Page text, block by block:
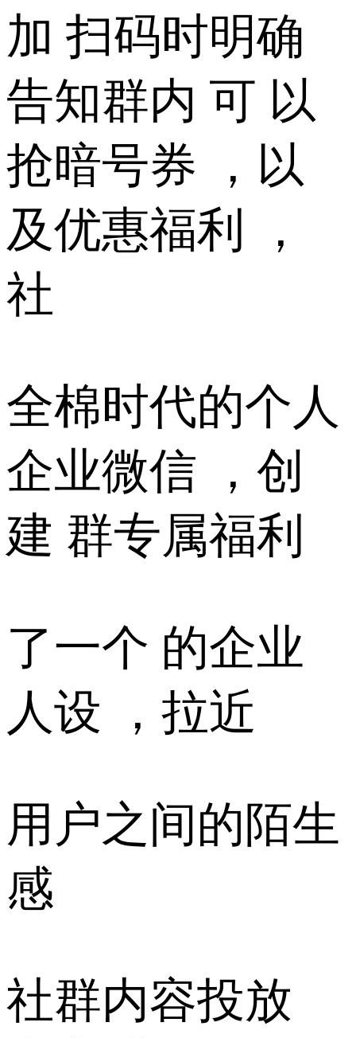
加 扫码时明确
告知群内 可 以
抢暗号券 ，以
及优惠福利 ，
社
全棉时代的个人
企业微信 ，创
建 群专属福利
了一个 的企业
人设 ，拉近
用户之间的陌生
感
社群内容投放